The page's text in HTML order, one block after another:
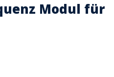
Modul für